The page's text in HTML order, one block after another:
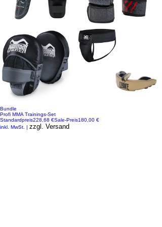
Bundle
Profi MMA Trainings-Set
Standardpreis228,68 €Sale-Preis180,00 €
inkl. MwSt. | zzgl. Versand